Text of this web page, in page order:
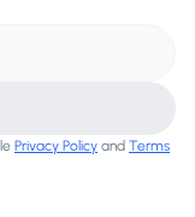
Privacy Policy and Terms